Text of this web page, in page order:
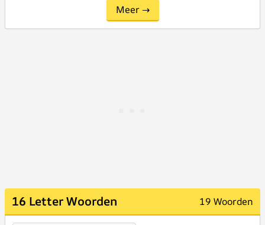
Meer →
16 Letter Woorden 19 Woorden